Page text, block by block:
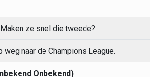
ze snel die tweede?
weg naar de Champions League.
Onbekend)